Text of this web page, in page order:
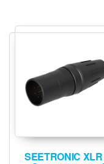
SEETRONIC